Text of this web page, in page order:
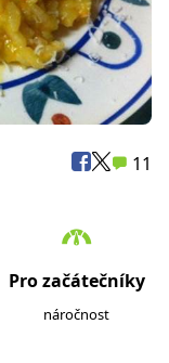
11
Pro začátečníky
náročnost